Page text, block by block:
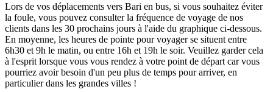
Lors de vos déplacements vers Bari en bus, si vous souhaitez éviter
la foule, vous pouvez consulter la fréquence de voyage de nos
clients dans les 30 prochains jours à l'aide du graphique ci-dessous.
En moyenne, les heures de pointe pour voyager se situent entre
6h30 et 9h le matin, ou entre 16h et 19h le soir. Veuillez garder cela
à l'esprit lorsque vous vous rendez à votre point de départ car vous
pourriez avoir besoin d'un peu plus de temps pour arriver, en
particulier dans les grandes villes !